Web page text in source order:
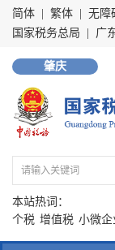
简体 繁体
无障
国家税务总局
广
肇庆
本站热词：
个税 增值税 小微企